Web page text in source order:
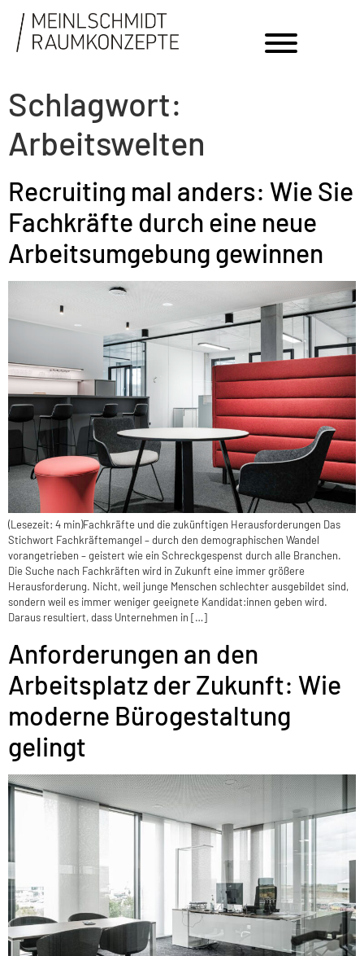
Schlagwort:
Arbeitswelten
Recruiting mal anders: Wie Sie
Fachkräfte durch eine neue
Arbeitsumgebung gewinnen
(Lesezeit: 4 min)Fachkräfte und die zukünftigen Herausforderungen Das
Stichwort Fachkräftemangel – durch den demographischen Wandel
vorangetrieben – geistert wie ein Schreckgespenst durch alle Branchen.
Die Suche nach Fachkräften wird in Zukunft eine immer größere
Herausforderung. Nicht, weil junge Menschen schlechter ausgebildet sind,
sondern weil es immer weniger geeignete Kandidat:innen geben wird.
Daraus resultiert, dass Unternehmen in […]
Anforderungen an den
Arbeitsplatz der Zukunft: Wie
moderne Bürogestaltung
gelingt